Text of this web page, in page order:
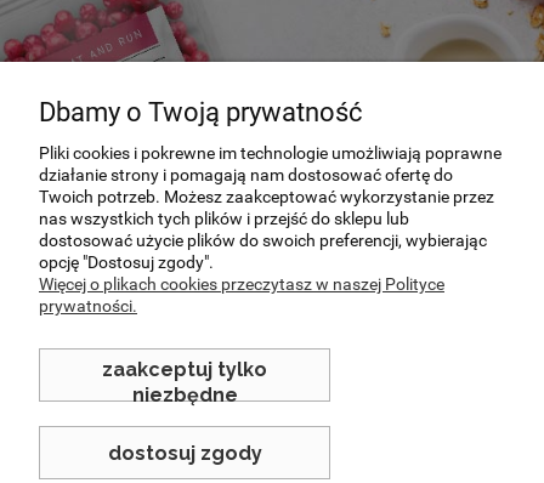
Specjalnie dla Was
Poznaj nasze nowości i promocje
sprawdź
Dbamy o Twoją prywatność
Pliki cookies i pokrewne im technologie umożliwiają poprawne
działanie strony i pomagają nam dostosować ofertę do
Twoich potrzeb. Możesz zaakceptować wykorzystanie przez
nas wszystkich tych plików i przejść do sklepu lub
dostosować użycie plików do swoich preferencji, wybierając
opcję "Dostosuj zgody".
Więcej o plikach cookies przeczytasz w naszej Polityce
prywatności.
zaakceptuj tylko
niezbędne
dostosuj zgody